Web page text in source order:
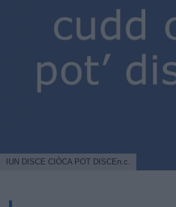
IUN DISCE CIÒCA POT DISCEn.c.